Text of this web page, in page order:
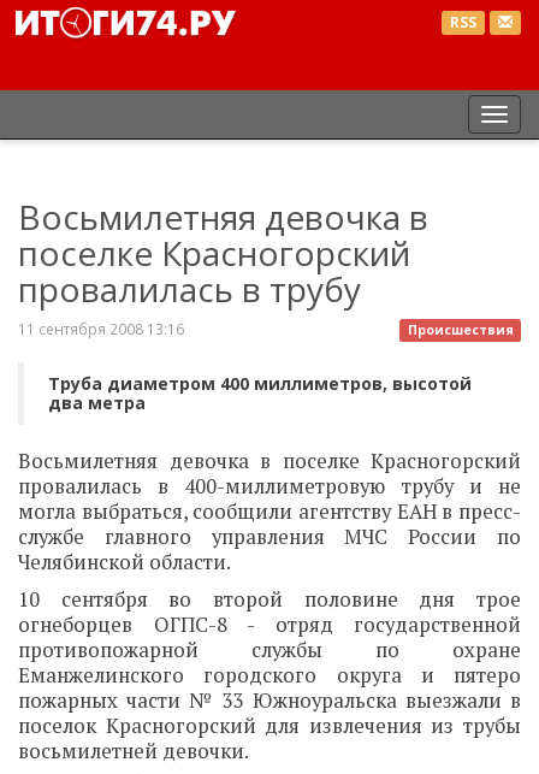
RSS
Восьмилетняя девочка в
поселке Красногорский
провалилась в трубу
Происшествия
11 сентября 2008 13:16
Труба диаметром 400 миллиметров, высотой
два метра
Восьмилетняя девочка в поселке Красногорский
провалилась в 400-миллиметровую трубу и не
могла выбраться, сообщили агентству ЕАН в пресс-
службе главного управления МЧС России по
Челябинской области.
10 сентября во второй половине дня трое
огнеборцев ОГПС-8 - отряд государственной
противопожарной службы по охране
Еманжелинского городского округа и пятеро
пожарных части № 33 Южноуральска выезжали в
поселок Красногорский для извлечения из трубы
восьмилетней девочки.